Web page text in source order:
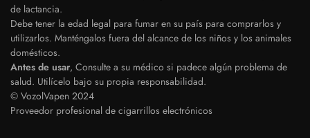
de lactancia.
Debe tener la edad legal para fumar en su país para comprarlos y
utilizarlos. Manténgalos fuera del alcance de los niños y los animales
domésticos.
Antes de usar, Consulte a su médico si padece algún problema de
salud. Utilícelo bajo su propia responsabilidad.
© VozolVapen 2024
Proveedor profesional de cigarrillos electrónicos
Polish